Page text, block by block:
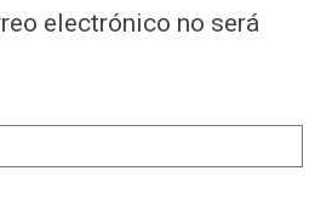
electrónico no será